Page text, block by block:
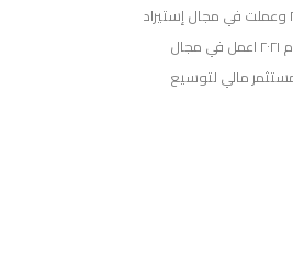
اعمل في مجال الاستيراد من ٢٠١٦ وعملت في مجال إستيراد
القرطاسية قبل الكورونا ومن عام ٢٠٢١ اعمل في مجال
مالي لتوسيع